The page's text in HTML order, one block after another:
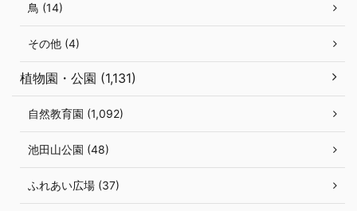
鳥 (14)
その他 (4)
植物園・公園 (1,131)
自然教育園 (1,092)
池田山公園 (48)
ふれあい広場 (37)